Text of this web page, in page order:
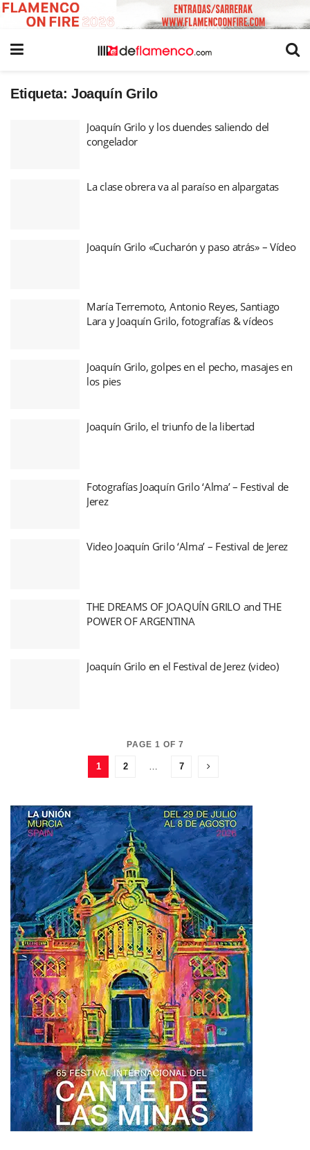
Etiqueta: Joaquín Grilo
Joaquín Grilo y los duendes saliendo del
congelador
La clase obrera va al paraíso en alpargatas
Joaquín Grilo «Cucharón y paso atrás» – Vídeo
María Terremoto, Antonio Reyes, Santiago
Lara y Joaquín Grilo, fotografías & vídeos
Joaquín Grilo, golpes en el pecho, masajes en
los pies
Joaquín Grilo, el triunfo de la libertad
Fotografías Joaquín Grilo ‘Alma’ – Festival de
Jerez
Video Joaquín Grilo ‘Alma’ – Festival de Jerez
THE DREAMS OF JOAQUÍN GRILO and THE
POWER OF ARGENTINA
Joaquín Grilo en el Festival de Jerez (video)
PAGE 1 OF 7
1 2 7